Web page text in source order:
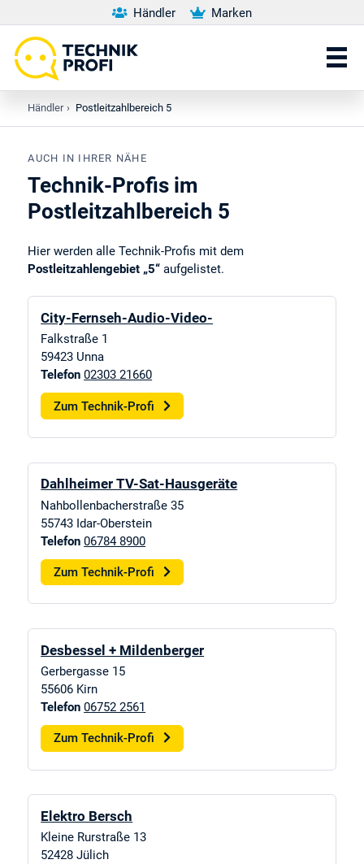
Händler Marken
Händler › Postleitzahlbereich 5
AUCH IN IHRER NÄHE
Technik-Profis im
Postleitzahlbereich 5
Hier werden alle Technik-Profis mit dem
Postleitzahlengebiet „5“ aufgelistet.
City-Fernseh-Audio-Video-
Falkstraße 1
59423 Unna
Telefon 02303 21660
Zum Technik-Profi
Dahlheimer TV-Sat-Hausgeräte
Nahbollenbacherstraße 35
55743 Idar-Oberstein
Telefon 06784 8900
Zum Technik-Profi
Desbessel + Mildenberger
Gerbergasse 15
55606 Kirn
Telefon 06752 2561
Zum Technik-Profi
Elektro Bersch
Kleine Rurstraße 13
52428 Jülich